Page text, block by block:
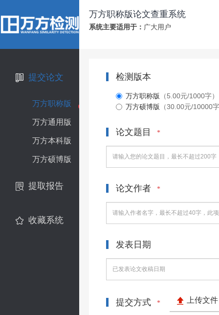
万方职称版论文查重系统
系统主要适用于： 广大用户
提交论文
万方职称版
万方通用版
万方本科版
万方硕博版
提取报告
收藏系统
检测版本
万方职称版 （5.00元/1000字）
万方硕博版 （30.00元/10000
论文题目 *
论文作者 *
发表日期
提交方式 * 上传文件